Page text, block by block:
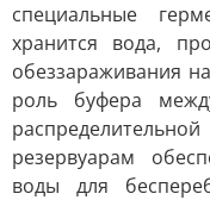
специальные
хранится вода,
обеззараживания
роль буфера
резервуарам
воды для